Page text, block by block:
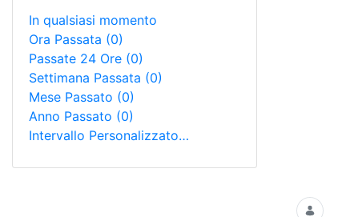
In qualsiasi momento
Ora Passata (0)
Passate 24 Ore (0)
Settimana Passata (0)
Mese Passato (0)
Anno Passato (0)
Intervallo Personalizzato…